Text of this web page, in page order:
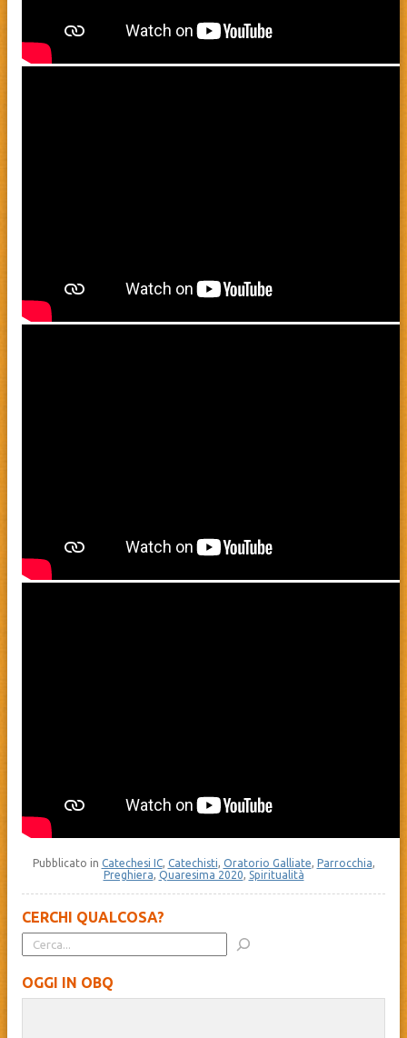
Pubblicato in Catechesi IC, Catechisti, Oratorio Galliate, Parrocchia,
Preghiera, Quaresima 2020, Spiritualità
CERCHI QUALCOSA?
OGGI IN OBQ